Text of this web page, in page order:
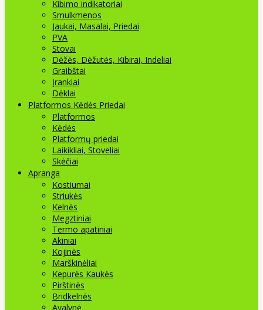
Kibimo indikatoriai
Smulkmenos
Jaukai, Masalai, Priedai
PVA
Stovai
Dėžės, Dėžutės, Kibirai, Indeliai
Graibštai
Įrankiai
Dėklai
Platformos Kėdės Priedai
Platformos
Kėdės
Platformų priedai
Laikikliai, Stoveliai
Skėčiai
Apranga
Kostiumai
Striukės
Kelnės
Megztiniai
Termo apatiniai
Akiniai
Kojinės
Marškinėliai
Kepurės Kaukės
Pirštinės
Bridkelnės
Avalynė